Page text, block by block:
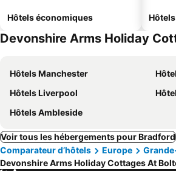
Hôtels économiques
Devonshire Arms Holiday
Hôtels Manchester
Hôtels Liverpool
Hôtels Ambleside
Voir tous les hébergements pour Bradford
Comparateur d’hôtels
Europe
Devonshire Arms Holiday Cottages At